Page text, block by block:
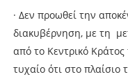
· Δεν προωθεί την
διακυβέρνηση, με τη
από το Κεντρικό
τυχαίο ότι στο πλαίσιο